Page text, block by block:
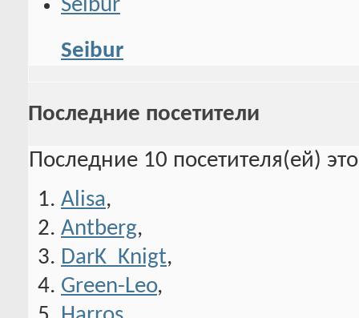
Seibur
Последние посетители
Последние 10 посетителя(ей)
Alisa,
Antberg,
DarK_Knigt,
Green-Leo,